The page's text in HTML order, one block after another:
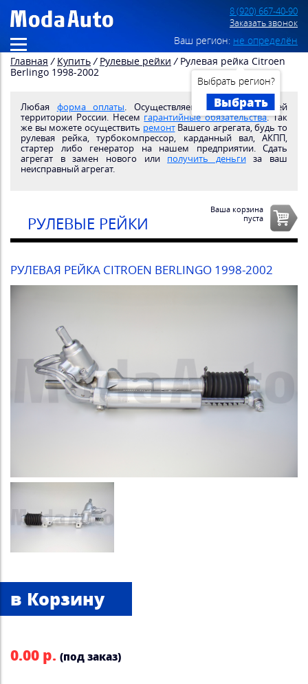
8 (920) 667-40-90
Заказать звонок
Ваш регион: не определён
Выбрать регион?
Выбрать
Главная / Купить / Рулевые рейки / Рулевая рейка Citroen
Berlingo 1998-2002
Любая форма оплаты. Осуществляем доставкупо всей
территории России. Несем гарантийные обязательства. Так
же вы можете осуществить ремонтВашего агрегата, будь то
рулевая рейка, турбокомпрессор, карданный вал, АКПП,
стартер либо генератор на нашем предприятии. Сдать
агрегат в замен нового или получить деньгиза ваш
неисправный агрегат.
РУЛЕВЫЕ РЕЙКИ
Ваша корзина
пуста
РУЛЕВАЯ РЕЙКА CITROEN BERLINGO 1998-2002
0.00 р. (под заказ)